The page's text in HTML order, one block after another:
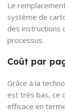
Le
système de
des instructions
processus.
Coût par
Grâce à la
est très bas, ce
efficace en